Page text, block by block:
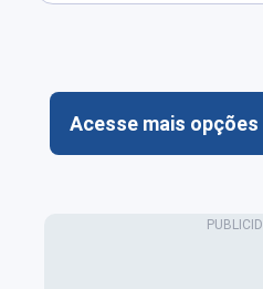
Acesse mais